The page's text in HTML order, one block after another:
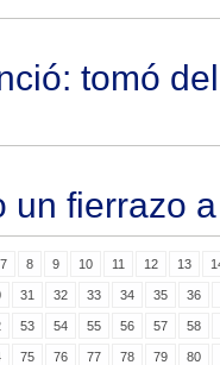
tomó
un fierrazo
7 8 9 10 11 12 13
31 32 33 34 35 36
53 54 55 56 57 58
75 76 77 78 79 80